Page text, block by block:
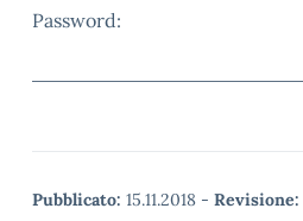
Password:
Pubblicato: 15.11.2018 - Revisione: